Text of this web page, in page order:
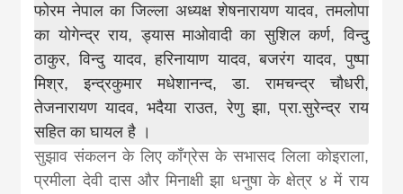
फोरम नेपाल का जिल्ला अध्यक्ष शेषनारायण यादव, तमलोपा
का योगेन्द्र राय, ड्यास माओवादी का सुशिल कर्ण, विन्दु
ठाकुर, विन्दु यादव, हरिनायाण यादव, बजरंग यादव, पुष्पा
मिश्र, इन्द्रकुमार मधेशानन्द, डा. रामचन्द्र चौधरी,
तेजनारायण यादव, भदैया राउत, रेणु झा, प्रा.सुरेन्द्र राय
सहित का घायल है ।
सुझाव संकलन के लिए काँग्रेस के सभासद लिला कोइराला,
प्रमीला देवी दास और मिनाक्षी झा धनुषा के क्षेत्र ४ में राय